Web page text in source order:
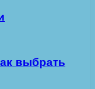
выбрать